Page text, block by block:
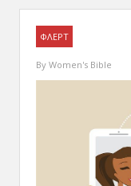
ΦΛΕΡΤ
By Women's Bible